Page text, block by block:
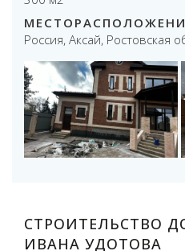
Россия, Аксай, Ростовская
СТРОИТЕЛЬСТВО
ИВАНА УДОТОВА